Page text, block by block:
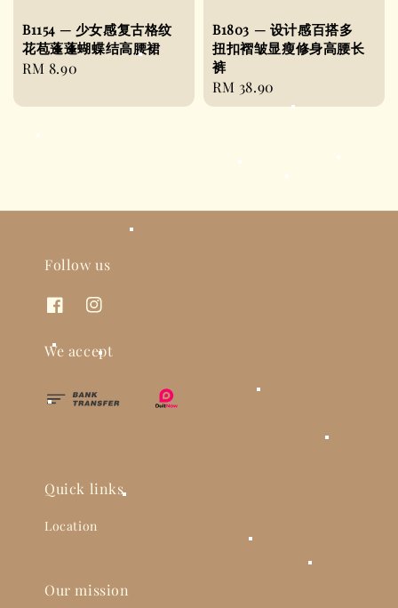
B1154 — 少女感复古格纹
花苞蓬蓬蝴蝶结高腰裙
Regular
RM 8.90
B1803 — 设计感百搭多
扭扣褶皱显瘦修身高腰长
裤
Regular
price
RM 38.90
Follow us
We accept
Quick links
Location
Our mission